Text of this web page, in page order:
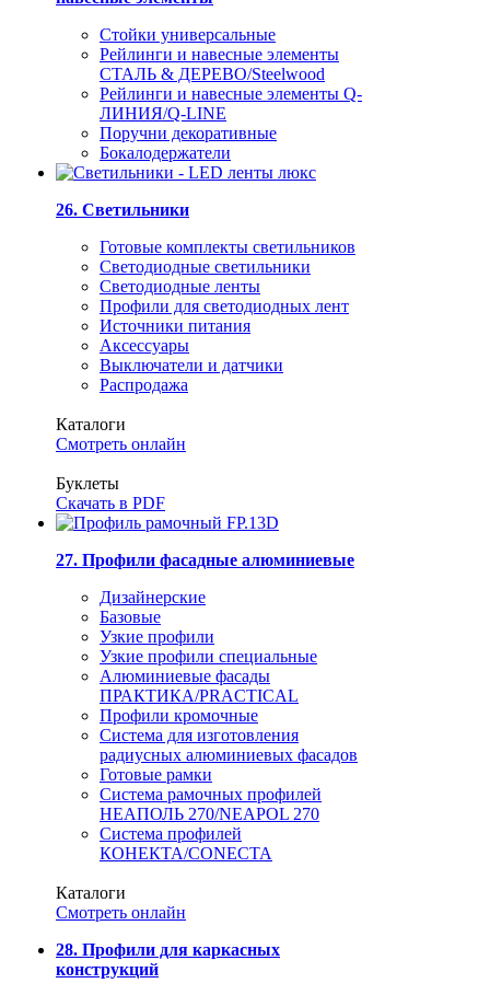
Стойки универсальные
Рейлинги и навесные элементы
СТАЛЬ & ДЕРЕВО/Steelwood
Рейлинги и навесные элементы Q-
ЛИНИЯ/Q-LINE
Поручни декоративные
Бокалодержатели
26. Светильники
Готовые комплекты светильников
Светодиодные светильники
Светодиодные ленты
Профили для светодиодных лент
Источники питания
Аксессуары
Выключатели и датчики
Распродажа
Каталоги
Смотреть онлайн
Буклеты
Скачать в PDF
27. Профили фасадные алюминиевые
Дизайнерские
Базовые
Узкие профили
Узкие профили специальные
Алюминиевые фасады
ПРАКТИКА/PRACTICAL
Профили кромочные
Система для изготовления
радиусных алюминиевых фасадов
Готовые рамки
Система рамочных профилей
НЕАПОЛЬ 270/NEAPOL 270
Система профилей
КОНЕКТА/CONECTA
Каталоги
Смотреть онлайн
28. Профили для каркасных
конструкций